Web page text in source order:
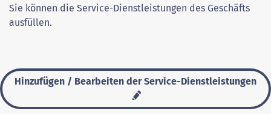
Sie können die Service-Dienstleistungen des Geschäfts
ausfüllen.
Hinzufügen / Bearbeiten der Service-Dienstleistungen